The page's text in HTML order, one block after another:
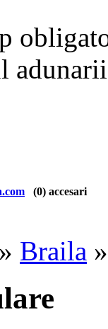
adunarii
(0) accesari
» Braila